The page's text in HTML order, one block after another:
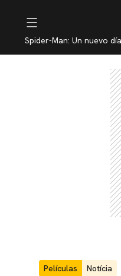
Spider-Man: Un nuevo día
Películas Notícia